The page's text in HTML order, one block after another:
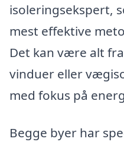
isoleringsekspert,
mest effektive
Det kan være alt
vinduer eller
med fokus på
Begge byer har